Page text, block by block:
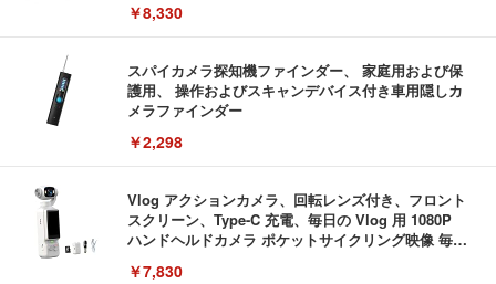
行 アウトドア 会議商談 授業 スポーツカメラ 三角ス
タンド付き 日本語取扱説明書 (ピンク)
￥8,330
スパイカメラ探知機ファインダー、 家庭用および保
護用、 操作およびスキャンデバイス付き車用隠しカ
メラファインダー
￥2,298
Vlog アクションカメラ、回転レンズ付き、フロント
スクリーン、Type-C 充電、毎日の Vlog 用 1080P
ハンドヘルドカメラ ポケットサイクリング映像 毎日
￥7,830